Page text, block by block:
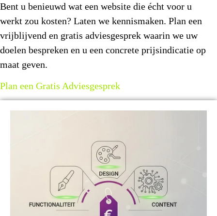
Bent u benieuwd wat een website die écht voor u
werkt zou kosten? Laten we kennismaken. Plan een
vrijblijvend en gratis adviesgesprek waarin we uw
doelen bespreken en u een concrete prijsindicatie op
maat geven.
Plan een Gratis Adviesgesprek